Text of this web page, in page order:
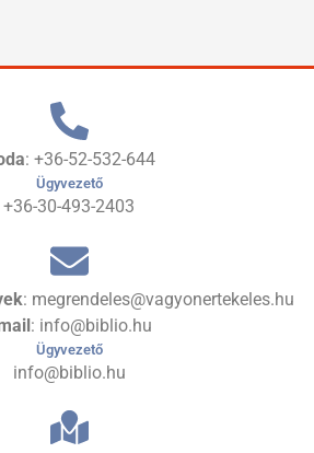
: +36-52-532-644
Ügyvezető
+36-30-493-2403
: megrendeles@vagyonertekeles.hu
: info@biblio.hu
Ügyvezető
info@biblio.hu